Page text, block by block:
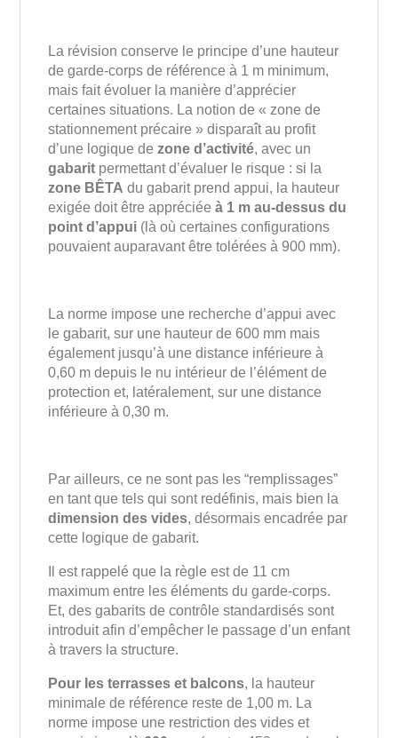
La révision conserve le principe d’une hauteur
de garde-corps de référence à 1 m minimum,
mais fait évoluer la manière d’apprécier
certaines situations. La notion de « zone de
stationnement précaire » disparaît au profit
d’une logique de zone d’activité, avec un
gabaritpermettant d’évaluer le risque : si la
zone BÊTA du gabarit prend appui, la hauteur
exigée doit être appréciée à 1 m au-dessus du
point d’appui(là où certaines configurations
pouvaient auparavant être tolérées à 900 mm).
La norme impose une recherche d’appui avec
le gabarit, sur une hauteur de 600 mm mais
également jusqu’à une distance inférieure à
0,60 m depuis le nu intérieur de l’élément de
protection et, latéralement, sur une distance
inférieure à 0,30 m.
Par ailleurs, ce ne sont pas les “remplissages”
en tant que tels qui sont redéfinis, mais bien la
dimension des vides, désormais encadrée par
cette logique de gabarit.
Il est rappelé que la règle est de 11 cm
maximum entre les éléments du garde-corps.
Et, des gabarits de contrôle standardisés sont
introduit afin d’empêcher le passage d’un enfant
à travers la structure.
Pour les terrasses et balcons, la hauteur
minimale de référence reste de 1,00 m. La
norme impose une restriction des vides et